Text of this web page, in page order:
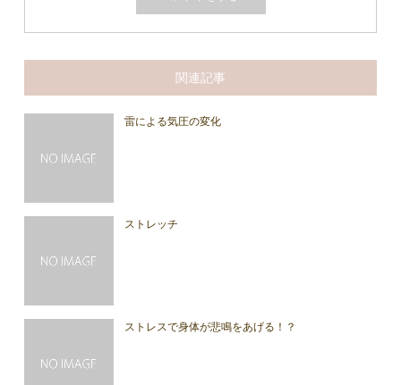
関連記事
雷による気圧の変化
ストレッチ
ストレスで身体が悲鳴をあげる！？